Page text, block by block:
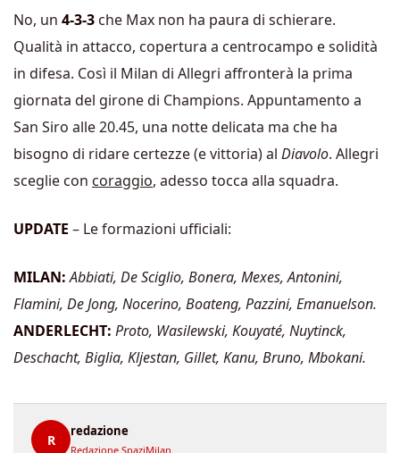
No, un 4-3-3 che Max non ha paura di schierare.
Qualità in attacco, copertura a centrocampo e solidità
in difesa. Così il Milan di Allegri affronterà la prima
giornata del girone di Champions. Appuntamento a
San Siro alle 20.45, una notte delicata ma che ha
bisogno di ridare certezze (e vittoria) al Diavolo. Allegri
sceglie con coraggio, adesso tocca alla squadra.
UPDATE – Le formazioni ufficiali:
MILAN: Abbiati, De Sciglio, Bonera, Mexes, Antonini,
Flamini, De Jong, Nocerino, Boateng, Pazzini, Emanuelson.
ANDERLECHT: Proto, Wasilewski, Kouyaté, Nuytinck,
Deschacht, Biglia, Kljestan, Gillet, Kanu, Bruno, Mbokani.
R
redazione
Redazione SpaziMilan